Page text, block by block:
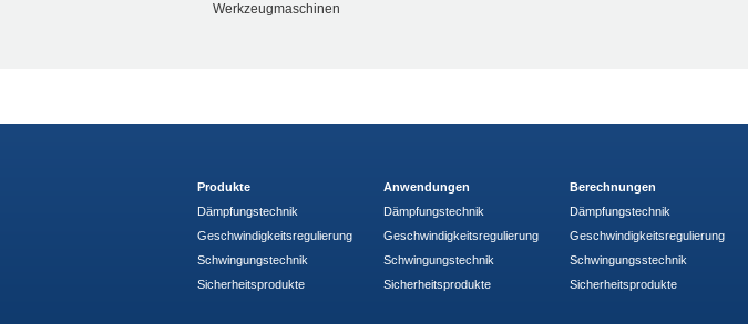
Werkzeugmaschinen
Produkte
Dämpfungstechnik
Geschwindigkeitsregulierung
Schwingungstechnik
Sicherheitsprodukte
Anwendungen
Dämpfungstechnik
Geschwindigkeitsregulierung
Schwingungstechnik
Sicherheitsprodukte
Berechnungen
Dämpfungstechnik
Geschwindigkeitsregulierung
Schwingungsstechnik
Sicherheitsprodukte